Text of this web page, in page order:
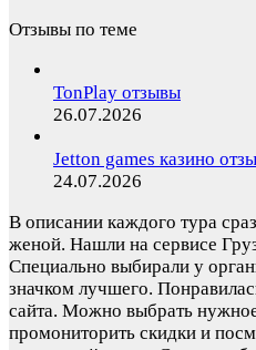
Отзывы по теме
TonPlay отзывы
26.07.2026
Jetton games казино
24.07.2026
В описании каждого тура
женой. Нашли на сервисе
Специально выбирали у
значком лучшего.
сайта. Можно выбрать
промониторить скидки и